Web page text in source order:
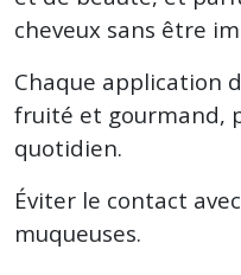
cheveux sans être
Chaque application
fruité et gourmand,
quotidien.
Éviter le contact
muqueuses.